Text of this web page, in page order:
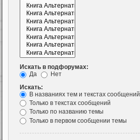
Искать в подфорумах:
Да
Нет
Искать:
В названиях тем и текстах сообщений
Только в текстах сообщений
Только по названию темы
Только в первом сообщении темы